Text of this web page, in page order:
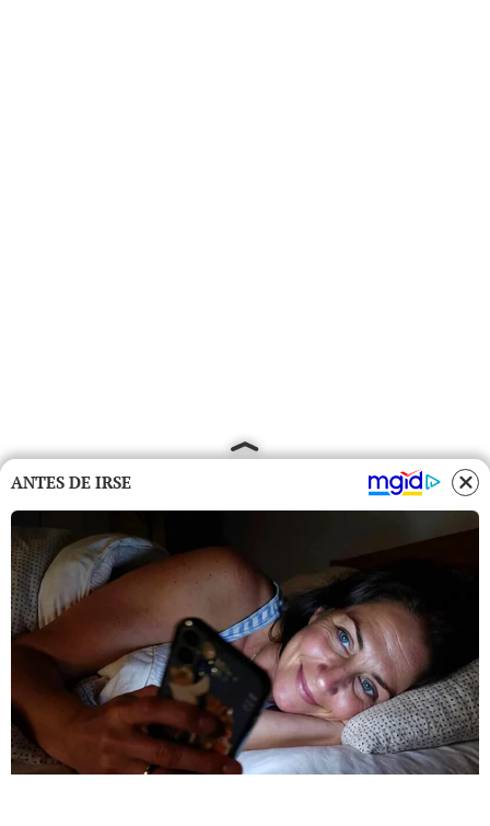
ANTES DE IRSE